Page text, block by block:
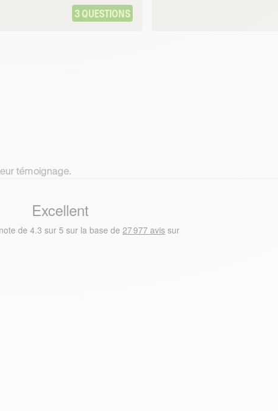
3 QUESTIONS
témoignage.